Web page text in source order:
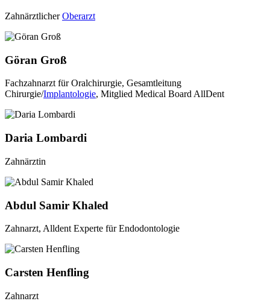
ZahnärztlicherOberarzt
Göran Groß
Fachzahnarzt für Oralchirurgie, Gesamtleitung
Chirurgie/Implantologie, Mitglied Medical Board AllDent
Daria Lombardi
Zahnärztin
Abdul Samir Khaled
Zahnarzt, Alldent Experte für Endodontologie
Carsten Henfling
Zahnarzt